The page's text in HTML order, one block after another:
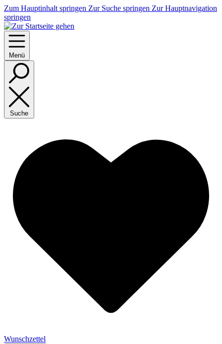
Zum Hauptinhalt springen Zur Suche springen Zur Hauptnavigation
springen
Menü
Suche
Wunschzettel